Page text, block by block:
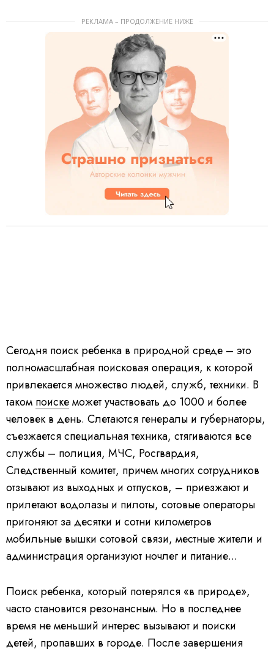
РЕКЛАМА – ПРОДОЛЖЕНИЕ НИЖЕ
Сегодня поиск ребенка в природной среде – это
полномасштабная поисковая операция, к которой
привлекается множество людей, служб, техники. В
таком поискеможет участвовать до 1000 и более
человек в день. Слетаются генералы и губернаторы,
съезжается специальная техника, стягиваются все
службы – полиция, МЧС, Росгвардия,
Следственный комитет, причем многих сотрудников
отзывают из выходных и отпусков, – приезжают и
прилетают водолазы и пилоты, сотовые операторы
пригоняют за десятки и сотни километров
мобильные вышки сотовой связи, местные жители и
администрация организуют ночлег и питание...
Поиск ребенка, который потерялся «в природе»,
часто становится резонансным. Но в последнее
время не меньший интерес вызывают и поиски
детей, пропавших в городе. После завершения